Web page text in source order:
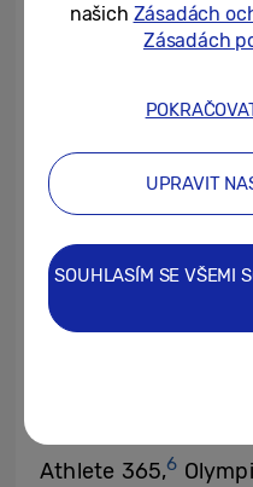
Díky
stane ještě
Aby se nové
jinde snadněji
eSIM kartou 5G se
s operátorem
dvouletou zárukou.
Athlete 365,6
našich Zásadách
Zásadách
UPRAVIT
SOUHLASÍM SE VŠEMI